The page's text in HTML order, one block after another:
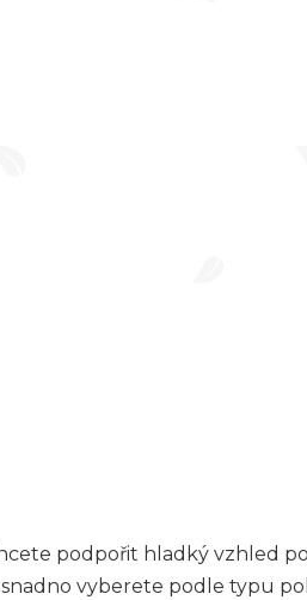
podpořit hladký vzhled
vyberete podle typu